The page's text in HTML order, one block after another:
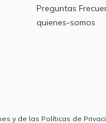
Preguntas
quienes-somos
y de las Políticas de